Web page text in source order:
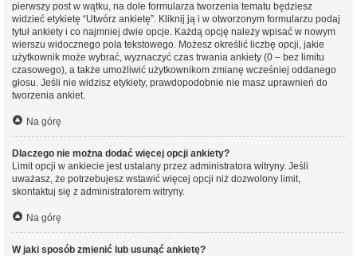
pierwszy post w wątku, na dole formularza tworzenia tematu będziesz
widzieć etykietę “Utwórz ankietę”. Kliknij ją i w otworzonym formularzu podaj
tytuł ankiety i co najmniej dwie opcje. Każdą opcję należy wpisać w nowym
wierszu widocznego pola tekstowego. Możesz określić liczbę opcji, jakie
użytkownik może wybrać, wyznaczyć czas trwania ankiety (0 – bez limitu
czasowego), a także umożliwić użytkownikom zmianę wcześniej oddanego
głosu. Jeśli nie widzisz etykiety, prawdopodobnie nie masz uprawnień do
tworzenia ankiet.
Na górę
Dlaczego nie można dodać więcej opcji ankiety?
Limit opcji w ankiecie jest ustalany przez administratora witryny. Jeśli
uważasz, że potrzebujesz wstawić więcej opcji niż dozwolony limit,
skontaktuj się z administratorem witryny.
Na górę
W jaki sposób zmienić lub usunąć ankietę?